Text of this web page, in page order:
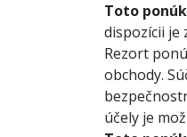
Toto
dispozícii je
Rezort
obchody.
účely je